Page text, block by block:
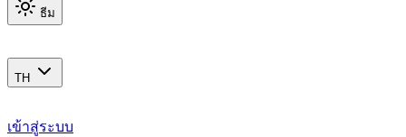
ธีม
TH
เข้าสู่ระบบ